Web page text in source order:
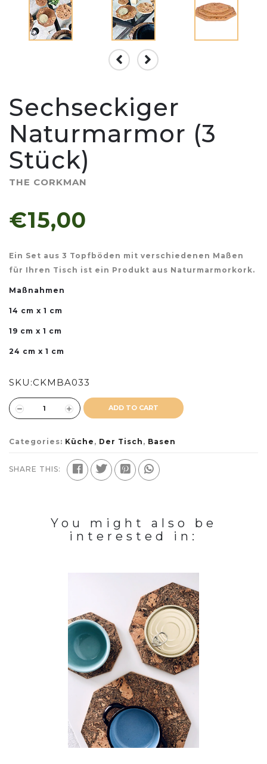
Sechseckiger
Naturmarmor (3
Stück)
THE CORKMAN
€15,00
Ein Set aus 3 Topfböden mit verschiedenen Maßen
für Ihren Tisch ist ein Produkt aus Naturmarmorkork.
Maßnahmen
14 cm x 1 cm
19 cm x 1 cm
24 cm x 1 cm
SKU:CKMBA033
ADD TO CART
Categories: Küche , Der Tisch , Basen
SHARE THIS:
You might also be
interested in: